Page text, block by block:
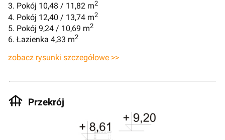
3. Pokój 10,48 / 11,82 m2
4. Pokój 12,40 / 13,74 m2
5. Pokój 9,24 / 10,69 m2
6. Łazienka 4,33 m2
zobacz rysunki szczegółowe >>
Przekrój